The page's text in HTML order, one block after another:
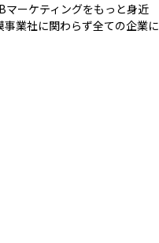
マーケティングをもっと身近
業社に関わらず全ての企業に